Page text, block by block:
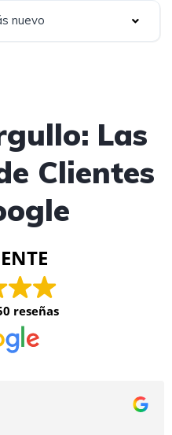
nuevo
Las
Clientes
reseñas